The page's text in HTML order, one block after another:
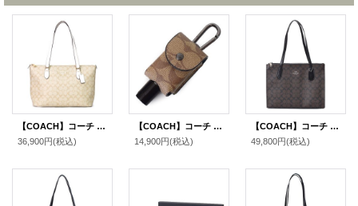
【COACH】コーチ コーティングキャンバス レザー シグネチャー ギャラリー ジップ トートバッグ ライトカーキ×チャーク〔日本未発売〕
36,900円(税込)
【COACH】コーチ コーティングキャンバス カーフレザー シグネチャー ハンド サニタイザー ハンドジェル 消毒液 ケース ホルダー カラビナ付き バッグチャーム キーホルダー カーキ（日本未発売）
14,900円(税込)
【COACH】コーチ コーティングキャンバス レザー シグネチャー ニーナ キャリーオール トートバッグ ブラウンブラック〔日本未発売〕
49,800円(税込)